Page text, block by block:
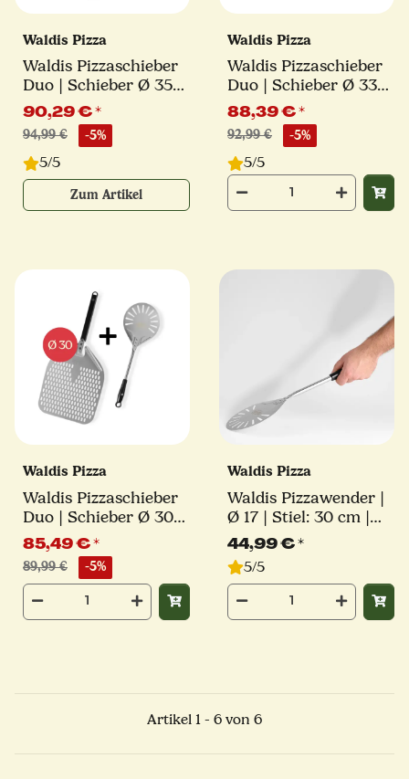
Waldis Pizza
Waldis Pizzaschieber
Duo | Schieber Ø 35
cm + Turning Peel Ø
17 cm
90,29 €*
94,99 € -5%
5/5
Zum Artikel
Waldis Pizza
Waldis Pizzaschieber
Duo | Schieber Ø 33
cm + Turning Peel Ø
17 cm
88,39 €*
92,99 € -5%
5/5
Waldis Pizza
Waldis Pizzaschieber
Duo | Schieber Ø 30
cm + Turning Peel Ø
17 cm
85,49 €*
89,99 € -5%
Waldis Pizza
Waldis Pizzawender |
Ø 17 | Stiel: 30 cm |
Linie Classico
44,99 €*
5/5
Artikel 1 - 6 von 6